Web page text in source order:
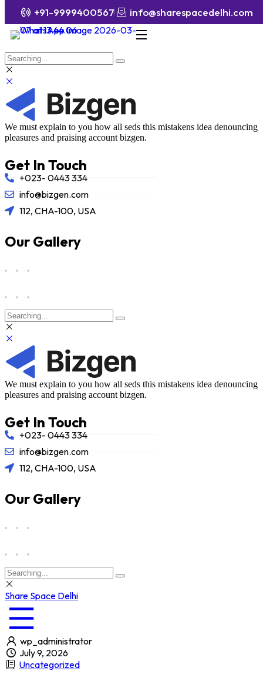
We must explain to you how all seds this mistakens idea denouncing
pleasures and praising account bizgen.
Get In Touch
+023- 0443 334
info@bizgen.com
112, CHA-100, USA
Our Gallery
+91-9999400567 info@sharespacedelhi.com
We must explain to you how all seds this mistakens idea denouncing
pleasures and praising account bizgen.
Get In Touch
+023- 0443 334
info@bizgen.com
112, CHA-100, USA
Our Gallery
Share Space Delhi
wp_administrator
July 9, 2026
Uncategorized